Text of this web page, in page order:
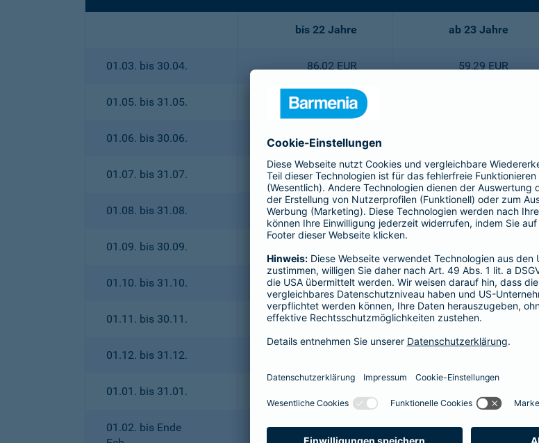
bis 22 Jahre ab 23 Jahre
01.03. bis 30.04. 86,02 EUR 59,29 EUR
01.05. bis 31.05. 77,44 EUR
01.06. bis 30.06. 68,75 EUR
01.07. bis 31.07. 64,46 EUR 44,55 EUR
01.08. bis 31.08. 60,17 EUR 41,58 EUR
01.09. bis 30.09.
01.10. bis 31.10. 43,01 EUR 29,70 EUR
01.11. bis 30.11. 34,43 EUR 23,76 EUR
01.12. bis 31.12.
01.01. bis 31.01.
01.02. bis Ende
12,87 EUR